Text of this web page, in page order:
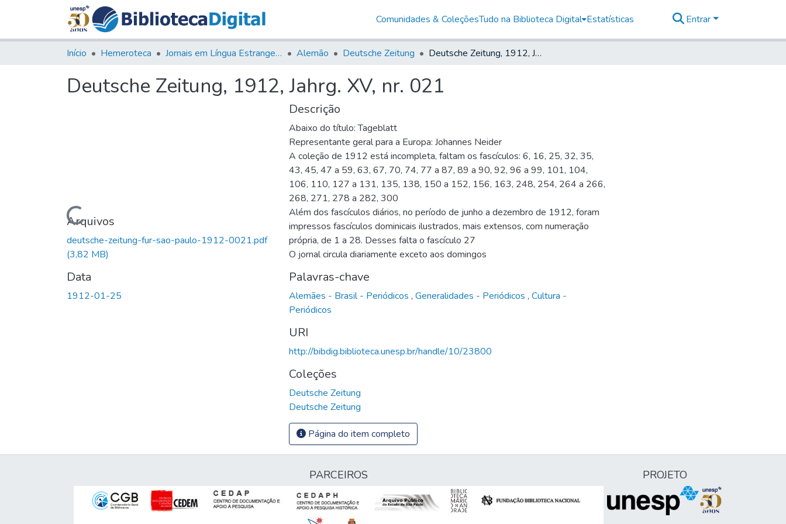
Comunidades & ColeçõesTudo na Biblioteca Digital Estatísticas Entrar
Início Hemeroteca Jornais em Língua Estrangeira Alemão Deutsche Zeitung Deutsche Zeitung, 1912, Jahrg. XV, nr. 021
Deutsche Zeitung, 1912, Jahrg. XV, nr. 021
Carregando...
Arquivos
deutsche-zeitung-fur-sao-paulo-1912-0021.pdf
(3,82 MB)
Data
1912-01-25
Descrição
Abaixo do título: Tageblatt
Representante geral para a Europa: Johannes Neider
A coleção de 1912 está incompleta, faltam os fascículos: 6, 16, 25, 32, 35,
43, 45, 47 a 59, 63, 67, 70, 74, 77 a 87, 89 a 90, 92, 96 a 99, 101, 104,
106, 110, 127 a 131, 135, 138, 150 a 152, 156, 163, 248, 254, 264 a 266,
268, 271, 278 a 282, 300
Além dos fascículos diários, no período de junho a dezembro de 1912, foram
impressos fascículos dominicais ilustrados, mais extensos, com numeração
própria, de 1 a 28. Desses falta o fascículo 27
O jornal circula diariamente exceto aos domingos
Palavras-chave
Alemães - Brasil - Periódicos , Generalidades - Periódicos , Cultura -
Periódicos
URI
http://bibdig.biblioteca.unesp.br/handle/10/23800
Coleções
Deutsche Zeitung
Deutsche Zeitung
Página do item completo
PARCEIROS PROJETO